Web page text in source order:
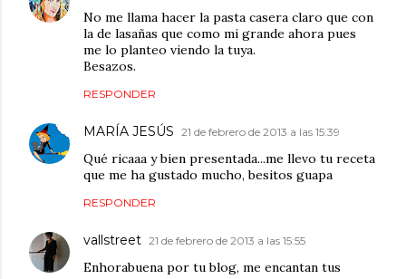
No me llama hacer la pasta casera claro que con
la de lasañas que como mi grande ahora pues
me lo planteo viendo la tuya.
Besazos.
RESPONDER
MARÍA JESÚS 21 de febrero de 2013 a las 15:39
Qué ricaaa y bien presentada...me llevo tu receta
que me ha gustado mucho, besitos guapa
RESPONDER
vallstreet 21 de febrero de 2013 a las 15:55
Enhorabuena por tu blog, me encantan tus